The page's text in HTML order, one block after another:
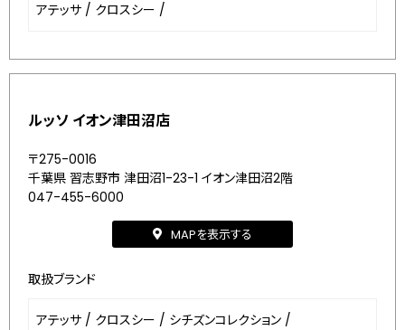
アテッサ / クロスシー /
ルッソ イオン津田沼店
〒275-0016
千葉県 習志野市 津田沼1-23-1 イオン津田沼2階
047-455-6000
MAPを表示する
取扱ブランド
アテッサ / クロスシー / シチズンコレクション /